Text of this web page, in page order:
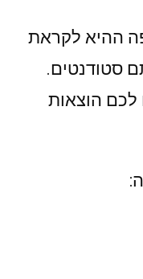
ההיא לקראת
סטודנטים.
לכם הוצאות